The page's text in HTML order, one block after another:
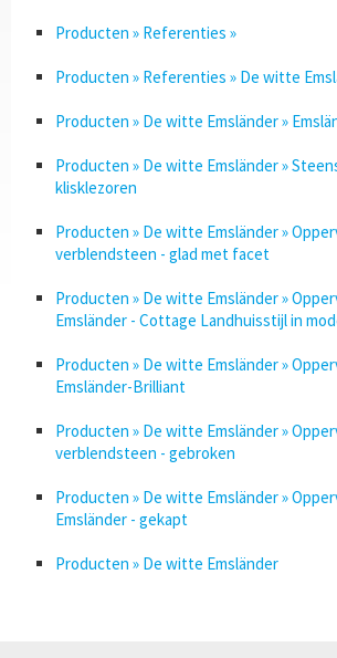
Producten » Referenties »
Producten » Referenties » De witte
Producten » De witte Emsländer »
Producten » De witte Emsländer »
klisklezoren
Producten » De witte Emsländer »
verblendsteen - glad met facet
Producten » De witte Emsländer »
Emsländer - Cottage Landhuisstijl in
Producten » De witte Emsländer »
Emsländer-Brilliant
Producten » De witte Emsländer »
verblendsteen - gebroken
Producten » De witte Emsländer »
Emsländer - gekapt
Producten » De witte Emsländer